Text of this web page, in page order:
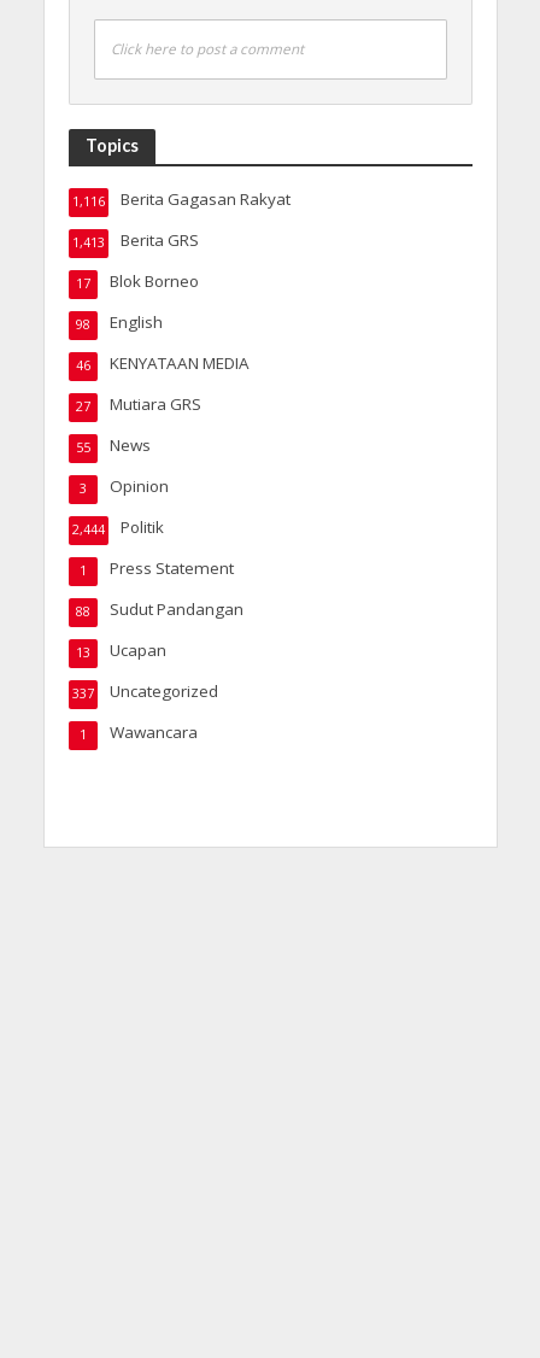
Click here to post a comment
Topics
Berita Gagasan Rakyat
1,116
Berita GRS
1,413
Blok Borneo
17
English
98
KENYATAAN MEDIA
46
Mutiara GRS
27
News
55
Opinion
3
Politik
2,444
Press Statement
1
Sudut Pandangan
88
Ucapan
13
Uncategorized
337
Wawancara
1